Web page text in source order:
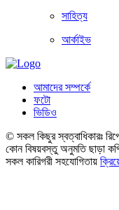
সাহিত্য
আর্কাইভ
আমাদের সম্পর্কে
ফটো
ভিডিও
© সকল কিছুর স্বত্বাধিকারঃ
কোন বিষয়বস্তু অনুমতি ছাড়া
সকল কারিগরী সহযোগিতায়